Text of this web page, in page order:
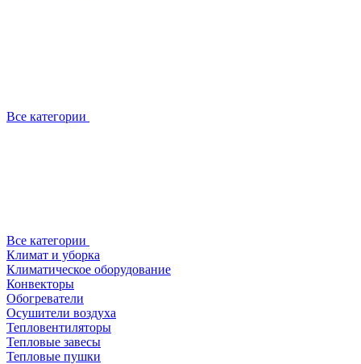
Все категории
Все категории
Климат и уборка
Климатическое оборудование
Конвекторы
Обогреватели
Осушители воздуха
Тепловентиляторы
Тепловые завесы
Тепловые пушки